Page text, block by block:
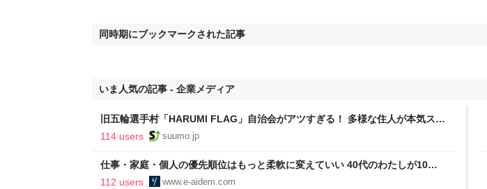
同時期にブックマークされた記事
いま人気の記事 - 企業メディア
旧五輪選手村「HARUMI FLAG」自治会がアツすぎる！ 多様な住人が本気スキ
ルで挑む、盆踊り2万人集客や交通改善など“街の価値向上”戦略 東京・中央
114 users suumo.jp
仕事・家庭・個人の優先順位はもっと柔軟に変えていい 40代のわたしが10年
後の自分に伝えたいこと - りっすん by イーアイデム
112 users www.e-aidem.com